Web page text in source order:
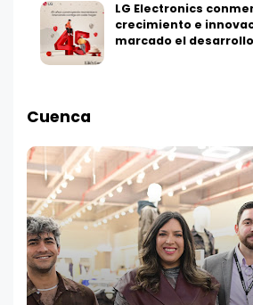
LG Electronics
crecimiento e
marcado el
Cuenca